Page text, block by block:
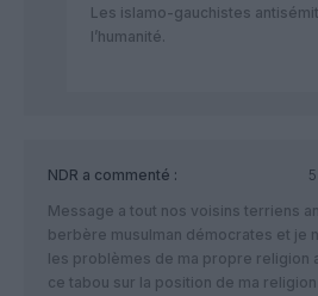
Les islamo-gauchistes
l’humanité.
NDR a commenté :
Message a tout nos voisins terriens
berbère musulman démocrates et je
les problèmes de ma propre religion
ce tabou sur la position de ma